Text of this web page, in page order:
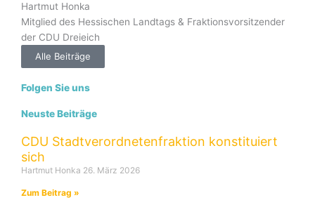
Hartmut Honka
Mitglied des Hessischen Landtags & Fraktionsvorsitzender
der CDU Dreieich
Alle Beiträge
Folgen Sie uns
Neuste Beiträge
CDU Stadtverordnetenfraktion konstituiert
sich
Hartmut Honka 26. März 2026
Zum Beitrag »